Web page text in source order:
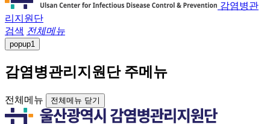
감염병관
리지원단
검색 전체메뉴
popup1
감염병관리지원단 주메뉴
전체메뉴 전체메뉴 닫기